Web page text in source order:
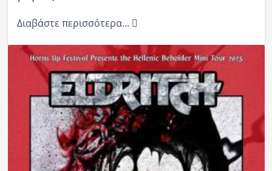
Διαβάστε περισσότερα...